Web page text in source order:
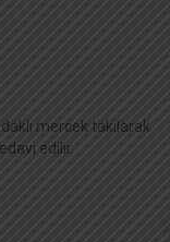
mercek takılarak
edilir.